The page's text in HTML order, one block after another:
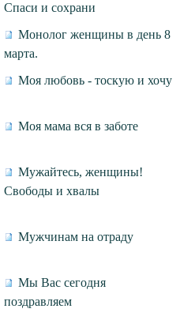
Спаси и сохрани
Монолог женщины в день 8
марта.
Моя любовь - тоскую и хочу
Моя мама вся в заботе
Мужайтесь, женщины!
Свободы и хвалы
Мужчинам на отраду
Мы Вас сегодня
поздравляем